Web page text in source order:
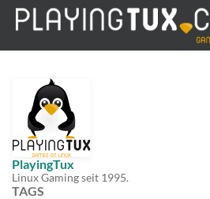
PlayingTux
Linux Gaming seit 1995.
TAGS